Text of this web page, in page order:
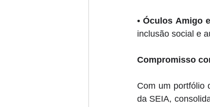
• Óculos Amigo
inclusão social e
Compromisso
Com um portfólio
da SEIA,